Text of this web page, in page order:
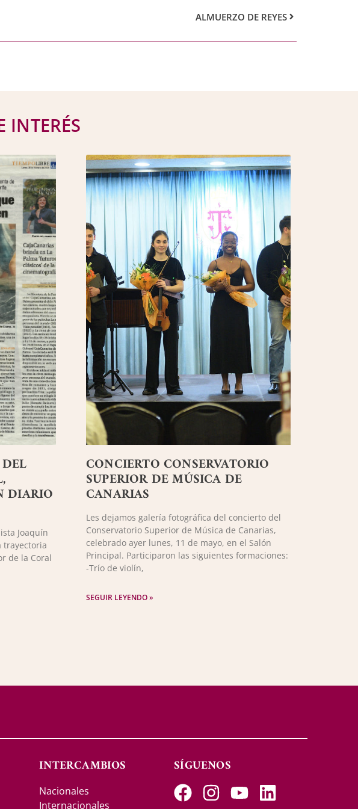
ALMUERZO DE REYES
INTERÉS
DIARIO
Joaquín
trayectoria
de la Coral
CONCIERTO CONSERVATORIO
SUPERIOR DE MÚSICA DE
CANARIAS
Les dejamos galería fotográfica del concierto del
Conservatorio Superior de Música de Canarias,
celebrado ayer lunes, 11 de mayo, en el Salón
Principal. Participaron las siguientes formaciones:
-Trío de violín,
SEGUIR LEYENDO »
INTERCAMBIOS
Nacionales
Internacionales
SÍGUENOS